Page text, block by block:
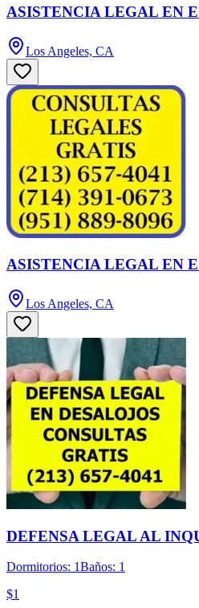
ASISTENCIA LEGAL EN
Los Angeles, CA
ASISTENCIA LEGAL EN
Los Angeles, CA
DEFENSA LEGAL AL
Dormitorios: 1Baños: 1
$1